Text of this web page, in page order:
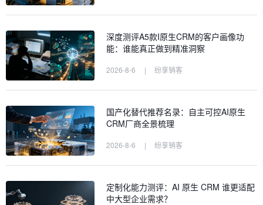
深度测评A5款I原生CRM的客户画像功
能：谁能真正做到精准洞察
2026-8-6 | 纷享销客
国产化替代推荐名录：自主可控AI原生
CRM厂商全景梳理
2026-8-6 | 纷享销客
定制化能力测评：AI 原生 CRM 谁更适配
中大型企业需求？